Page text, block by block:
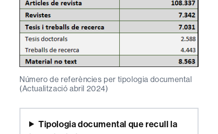
Número de referències per tipologia documental
(Actualització abril 2024)
Tipologia documental que recull la